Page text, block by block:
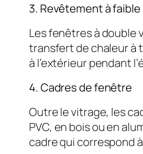
3. Revêtement à
Les fenêtres à double
transfert de chaleur à
à l’extérieur pendant
4. Cadres de fenêtre
Outre le vitrage, les
PVC, en bois ou en
cadre qui correspond